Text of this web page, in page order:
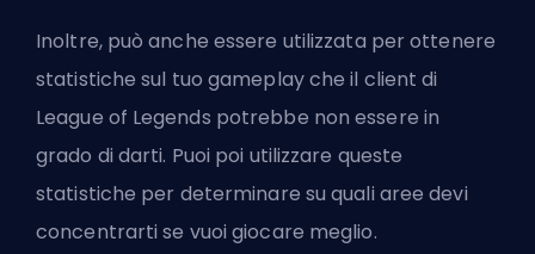
Inoltre, può anche essere utilizzata per ottenere
statistiche sul tuo gameplay che il client di
League of Legends potrebbe non essere in
grado di darti. Puoi poi utilizzare queste
statistiche per determinare su quali aree devi
concentrarti se vuoi giocare meglio.